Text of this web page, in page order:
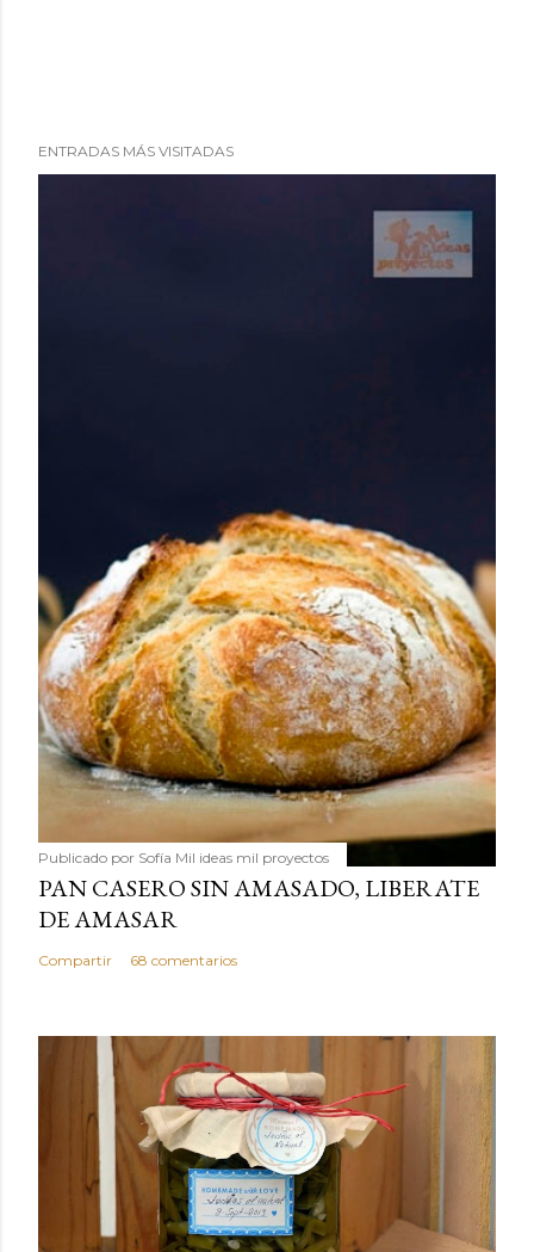
ENTRADAS MÁS VISITADAS
Publicado por Sofía Mil ideas mil proyectos
PAN CASERO SIN AMASADO, LIBERATE
DE AMASAR
Compartir 68 comentarios